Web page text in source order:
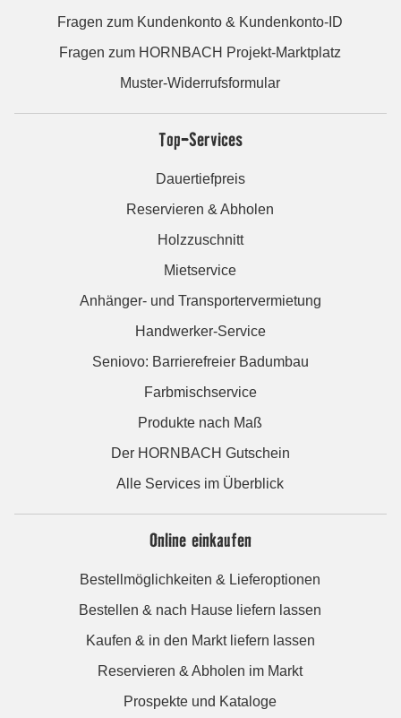
Fragen zum Kundenkonto & Kundenkonto-ID
Fragen zum HORNBACH Projekt-Marktplatz
Muster-Widerrufsformular
Top-Services
Dauertiefpreis
Reservieren & Abholen
Holzzuschnitt
Mietservice
Anhänger- und Transportervermietung
Handwerker-Service
Seniovo: Barrierefreier Badumbau
Farbmischservice
Produkte nach Maß
Der HORNBACH Gutschein
Alle Services im Überblick
Online einkaufen
Bestellmöglichkeiten & Lieferoptionen
Bestellen & nach Hause liefern lassen
Kaufen & in den Markt liefern lassen
Reservieren & Abholen im Markt
Prospekte und Kataloge